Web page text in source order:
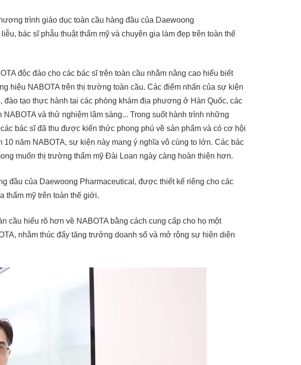
trình giáo dục toàn cầu hàng đầu của Daewoong
bác sĩ phẫu thuật thẩm mỹ và chuyên gia làm đẹp trên toàn thế
độc đáo cho các bác sĩ trên toàn cầu nhằm nâng cao hiểu biết
hiệu NABOTA trên thị trường toàn cầu. Các điểm nhấn của sự kiện
đào tạo thực hành tại các phòng khám địa phương ở Hàn Quốc, các
và thử nghiệm lâm sàng... Trong suốt hành trình những
bác sĩ đã thu được kiến thức phong phú về sản phẩm và có cơ hội
năm NABOTA, sự kiện này mang ý nghĩa vô cùng to lớn. Các bác
muốn thị trường thẩm mỹ Đài Loan ngày càng hoàn thiện hơn.
đầu của Daewoong Pharmaceutical, được thiết kế riêng cho các
thẩm mỹ trên toàn thế giới.
cầu hiểu rõ hơn về NABOTA bằng cách cung cấp cho họ một
nhằm thúc đẩy tăng trưởng doanh số và mở rộng sự hiện diện